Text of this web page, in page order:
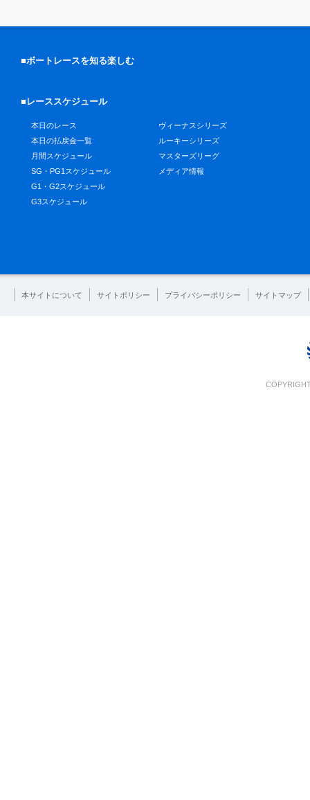
■ボートレースを知る楽しむ
■レーススケジュール
本日のレース
本日の払戻金一覧
月間スケジュール
SG・PG1スケジュール
G1・G2スケジュール
G3スケジュール
ヴィーナスシリーズ
ルーキーシリーズ
マスターズリーグ
メディア情報
本サイトについて サイトポリシー プライバシーポリシー サイトマップ